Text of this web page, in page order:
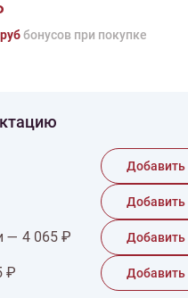
бонусов при покупке
Добавить
Добавить
— 4 065 ₽ Добавить
₽ Добавить